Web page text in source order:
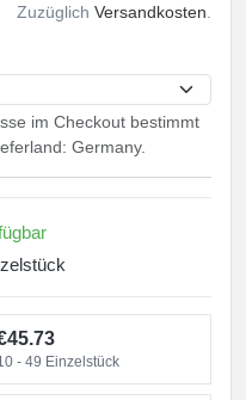
Zuzüglich Versandkosten
im Checkout bestimmt
Germany.
- 49 Einzelstück